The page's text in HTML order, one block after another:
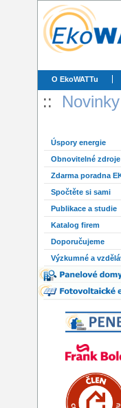
O EkoWATTu
::
Úspory energie
Obnovitelné
Zdarma poradna
Spočtěte si sami
Publikace a studie
Katalog firem
Doporučujeme
Výzkumné a